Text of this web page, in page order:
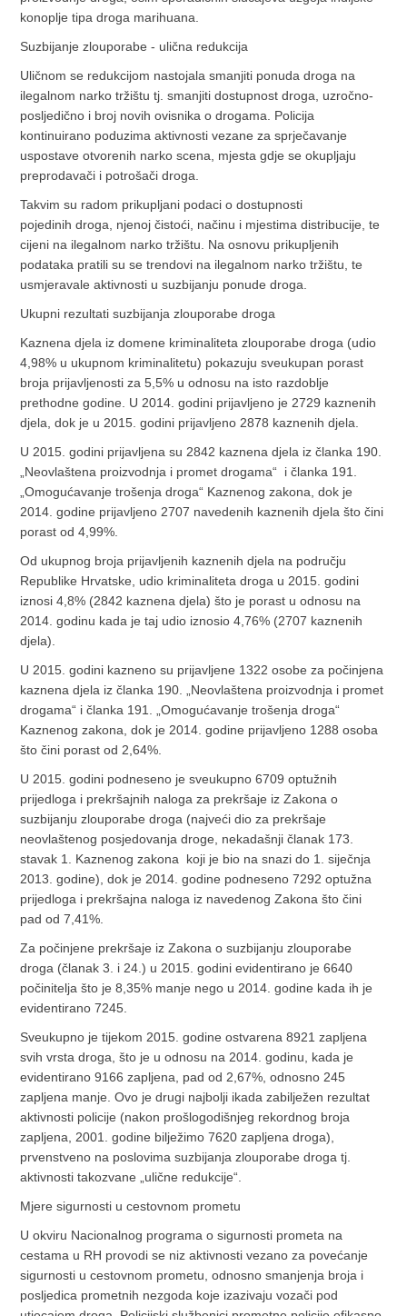
konoplje tipa droga marihuana.
Suzbijanje zlouporabe - ulična redukcija
Uličnom se redukcijom nastojala smanjiti ponuda droga na
ilegalnom narko tržištu tj. smanjiti dostupnost droga, uzročno-
posljedično i broj novih ovisnika o drogama. Policija
kontinuirano poduzima aktivnosti vezane za sprječavanje
uspostave otvorenih narko scena, mjesta gdje se okupljaju
preprodavači i potrošači droga.
Takvim su radom prikupljani podaci o dostupnosti
pojedinih droga, njenoj čistoći, načinu i mjestima distribucije, te
cijeni na ilegalnom narko tržištu. Na osnovu prikupljenih
podataka pratili su se trendovi na ilegalnom narko tržištu, te
usmjeravale aktivnosti u suzbijanju ponude droga.
Ukupni rezultati suzbijanja zlouporabe droga
Kaznena djela iz domene kriminaliteta zlouporabe droga (udio
4,98% u ukupnom kriminalitetu) pokazuju sveukupan porast
broja prijavljenosti za 5,5% u odnosu na isto razdoblje
prethodne godine. U 2014. godini prijavljeno je 2729 kaznenih
djela, dok je u 2015. godini prijavljeno 2878 kaznenih djela.
U 2015. godini prijavljena su 2842 kaznena djela iz članka 190.
„Neovlaštena proizvodnja i promet drogama“ i članka 191.
„Omogućavanje trošenja droga“ Kaznenog zakona, dok je
2014. godine prijavljeno 2707 navedenih kaznenih djela što čini
porast od 4,99%.
Od ukupnog broja prijavljenih kaznenih djela na području
Republike Hrvatske, udio kriminaliteta droga u 2015. godini
iznosi 4,8% (2842 kaznena djela) što je porast u odnosu na
2014. godinu kada je taj udio iznosio 4,76% (2707 kaznenih
djela).
U 2015. godini kazneno su prijavljene 1322 osobe za počinjena
kaznena djela iz članka 190. „Neovlaštena proizvodnja i promet
drogama“ i članka 191. „Omogućavanje trošenja droga“
Kaznenog zakona, dok je 2014. godine prijavljeno 1288 osoba
što čini porast od 2,64%.
U 2015. godini podneseno je sveukupno 6709 optužnih
prijedloga i prekršajnih naloga za prekršaje iz Zakona o
suzbijanju zlouporabe droga (najveći dio za prekršaje
neovlaštenog posjedovanja droge, nekadašnji članak 173.
stavak 1. Kaznenog zakona koji je bio na snazi do 1. siječnja
2013. godine), dok je 2014. godine podneseno 7292 optužna
prijedloga i prekršajna naloga iz navedenog Zakona što čini
pad od 7,41%.
Za počinjene prekršaje iz Zakona o suzbijanju zlouporabe
droga (članak 3. i 24.) u 2015. godini evidentirano je 6640
počinitelja što je 8,35% manje nego u 2014. godine kada ih je
evidentirano 7245.
Sveukupno je tijekom 2015. godine ostvarena 8921 zapljena
svih vrsta droga, što je u odnosu na 2014. godinu, kada je
evidentirano 9166 zapljena, pad od 2,67%, odnosno 245
zapljena manje. Ovo je drugi najbolji ikada zabilježen rezultat
aktivnosti policije (nakon prošlogodišnjeg rekordnog broja
zapljena, 2001. godine bilježimo 7620 zapljena droga),
prvenstveno na poslovima suzbijanja zlouporabe droga tj.
aktivnosti takozvane „ulične redukcije“.
Mjere sigurnosti u cestovnom prometu
U okviru Nacionalnog programa o sigurnosti prometa na
cestama u RH provodi se niz aktivnosti vezano za povećanje
sigurnosti u cestovnom prometu, odnosno smanjenja broja i
posljedica prometnih nezgoda koje izazivaju vozači pod